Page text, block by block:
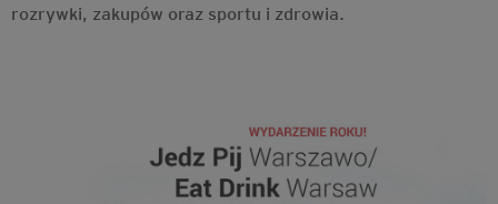
rozrywki, zakupów oraz sportu i zdrowia.